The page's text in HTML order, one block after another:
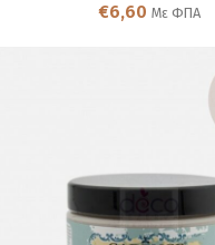
€6,60 Με ΦΠΑ